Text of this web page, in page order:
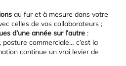
au fur et à mesure dans votre
celles de vos collaborateurs ;
d’une année sur l’autre :
commerciale… c’est la
continue un vrai levier de